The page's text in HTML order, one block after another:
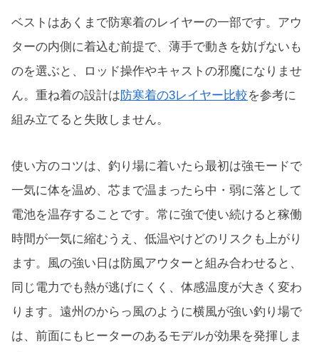
ベストはあくまで防寒着のレイヤーの一部です。アウ
ターの内側に着込む前提で、薄手で動きを妨げないも
のを選ぶと、ロッド操作やキャストの邪魔になりませ
ん。重ね着の設計は 防寒着の3レイヤー比較を参考に
組み立てると失敗しません。
使い方のコツは、釣り場に着いたら最初は強モードで
一気に体を温め、芯まで温まったら中・弱に落として
電池を温存することです。常に強で使い続けると稼働
時間が一気に縮むうえ、低温やけどのリスクも上がり
ます。風の強い日は防風アウターと組み合わせると、
同じ電力でも熱が逃げにくく、体感温度が大きく変わ
ります。遠州のからっ風のように横風が強い釣り場で
は、前面にもヒーターのあるモデルが効果を発揮しま